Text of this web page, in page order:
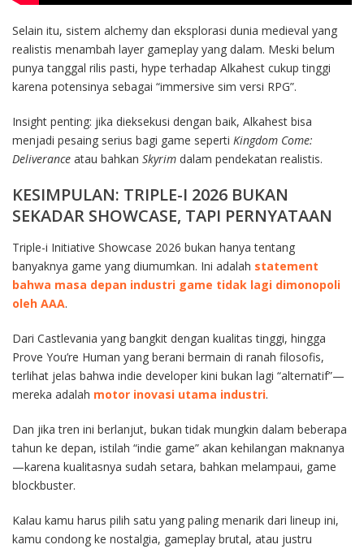
Selain itu, sistem alchemy dan eksplorasi dunia medieval yang
realistis menambah layer gameplay yang dalam. Meski belum
punya tanggal rilis pasti, hype terhadap Alkahest cukup tinggi
karena potensinya sebagai “immersive sim versi RPG”.
Insight penting: jika dieksekusi dengan baik, Alkahest bisa
menjadi pesaing serius bagi game seperti Kingdom Come:
Deliverance atau bahkan Skyrim dalam pendekatan realistis.
KESIMPULAN: TRIPLE-I 2026 BUKAN
SEKADAR SHOWCASE, TAPI PERNYATAAN
Triple-i Initiative Showcase 2026 bukan hanya tentang
banyaknya game yang diumumkan. Ini adalah statement
bahwa masa depan industri game tidak lagi dimonopoli
oleh AAA.
Dari Castlevania yang bangkit dengan kualitas tinggi, hingga
Prove You’re Human yang berani bermain di ranah filosofis,
terlihat jelas bahwa indie developer kini bukan lagi “alternatif”—
mereka adalah motor inovasi utama industri.
Dan jika tren ini berlanjut, bukan tidak mungkin dalam beberapa
tahun ke depan, istilah “indie game” akan kehilangan maknanya
—karena kualitasnya sudah setara, bahkan melampaui, game
blockbuster.
Kalau kamu harus pilih satu yang paling menarik dari lineup ini,
kamu condong ke nostalgia, gameplay brutal, atau justru